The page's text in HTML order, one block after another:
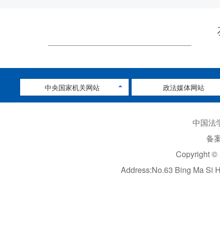
中央国家机关网站 政法媒体网站
中国法
备
Copyright ©
Address:No.63 Bing Ma Si